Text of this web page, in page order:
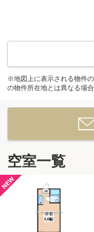
※地図上に表示される物件
の物件所在地とは異なる場合
空室一覧